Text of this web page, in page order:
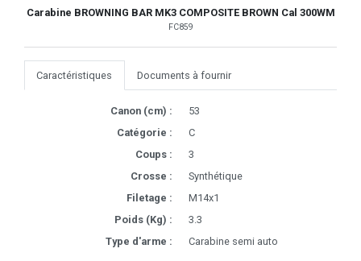
Carabine BROWNING BAR MK3 COMPOSITE BROWN Cal 300WM
FC859
Caractéristiques Documents à fournir
Canon (cm) :
53
Catégorie :
C
Coups :
3
Crosse :
Synthétique
Filetage :
M14x1
Poids (Kg) :
3.3
Type d'arme :
Carabine semi auto